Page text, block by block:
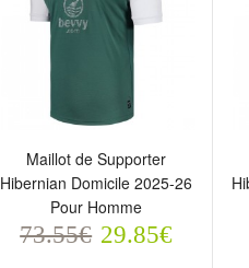
Maillot de Supporter
Hibernian Domicile 2025-26
Pour Homme
73.55€ 29.85€
Maillot de Supporter
Hibernian Domicile 2025-26
Pour Homme
73.55€ 29.85€